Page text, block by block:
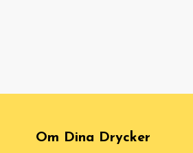
Om Dina Drycker